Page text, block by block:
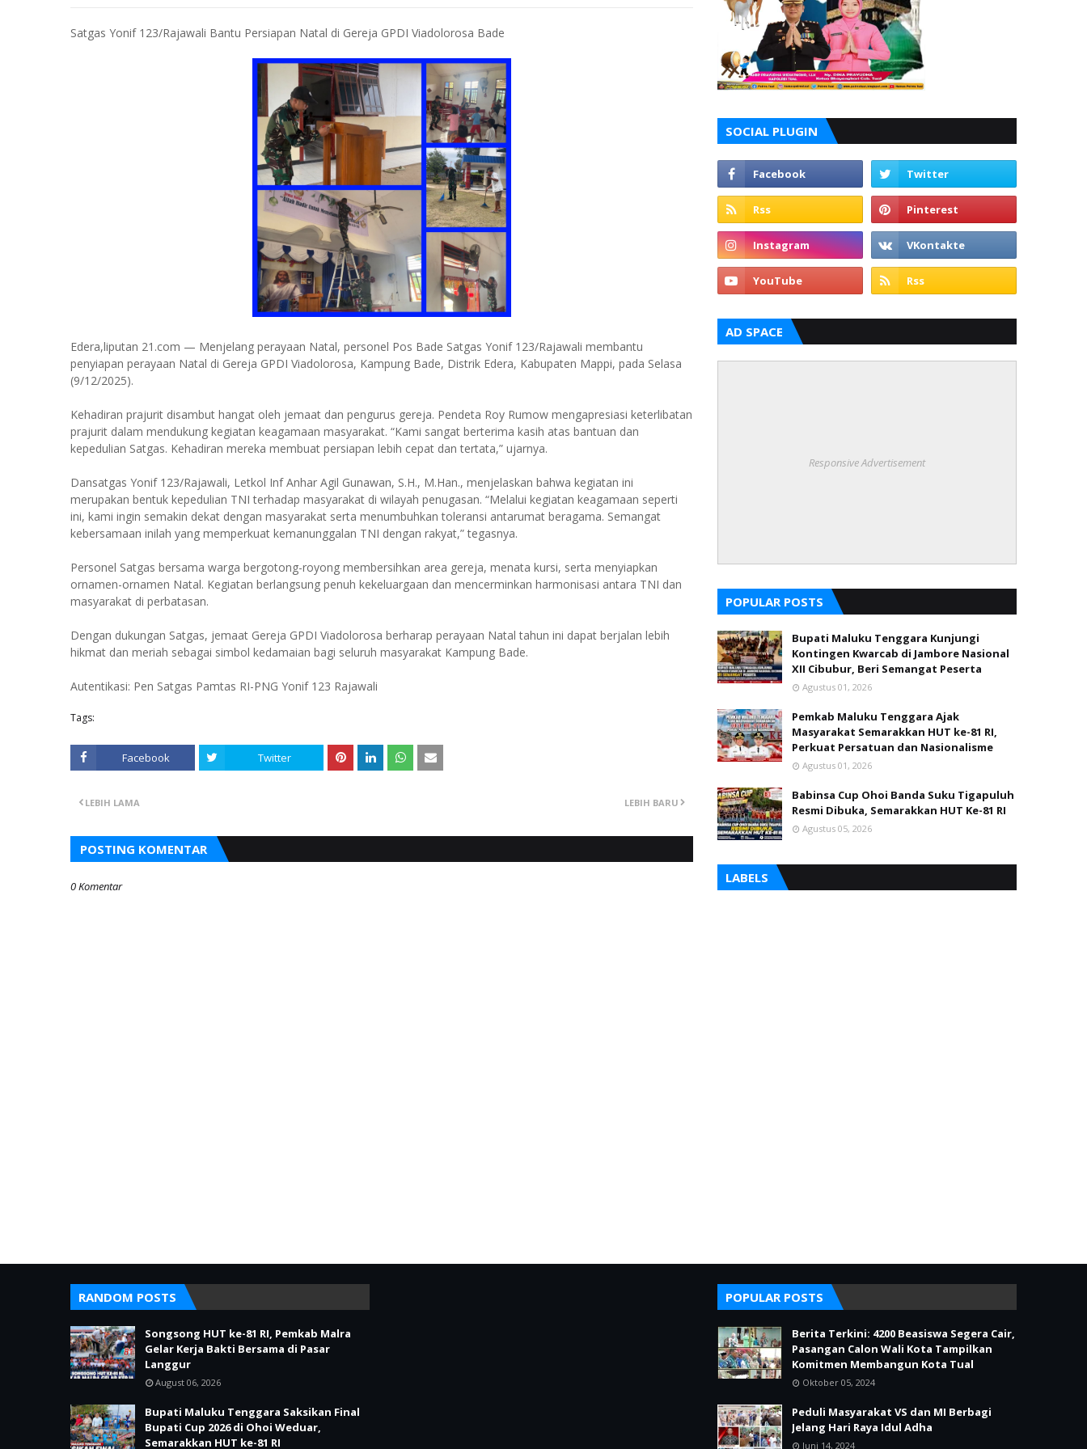
Satgas Yonif 123/Rajawali Bantu Persiapan Natal di Gereja GPDI Viadolorosa Bade
Edera,liputan 21.com — Menjelang perayaan Natal, personel Pos Bade Satgas Yonif 123/Rajawali membantu
penyiapan perayaan Natal di Gereja GPDI Viadolorosa, Kampung Bade, Distrik Edera, Kabupaten Mappi, pada Selasa
(9/12/2025).
Kehadiran prajurit disambut hangat oleh jemaat dan pengurus gereja. Pendeta Roy Rumow mengapresiasi keterlibatan
prajurit dalam mendukung kegiatan keagamaan masyarakat. “Kami sangat berterima kasih atas bantuan dan
kepedulian Satgas. Kehadiran mereka membuat persiapan lebih cepat dan tertata,” ujarnya.
Dansatgas Yonif 123/Rajawali, Letkol Inf Anhar Agil Gunawan, S.H., M.Han., menjelaskan bahwa kegiatan ini
merupakan bentuk kepedulian TNI terhadap masyarakat di wilayah penugasan. “Melalui kegiatan keagamaan seperti
ini, kami ingin semakin dekat dengan masyarakat serta menumbuhkan toleransi antarumat beragama. Semangat
kebersamaan inilah yang memperkuat kemanunggalan TNI dengan rakyat,” tegasnya.
Personel Satgas bersama warga bergotong-royong membersihkan area gereja, menata kursi, serta menyiapkan
ornamen-ornamen Natal. Kegiatan berlangsung penuh kekeluargaan dan mencerminkan harmonisasi antara TNI dan
masyarakat di perbatasan.
Dengan dukungan Satgas, jemaat Gereja GPDI Viadolorosa berharap perayaan Natal tahun ini dapat berjalan lebih
hikmat dan meriah sebagai simbol kedamaian bagi seluruh masyarakat Kampung Bade.
Autentikasi: Pen Satgas Pamtas RI-PNG Yonif 123 Rajawali
Tags:
Facebook Twitter
LEBIH BARU
LEBIH LAMA
POSTING KOMENTAR
0 Komentar
SOCIAL PLUGIN
AD SPACE
Responsive Advertisement
POPULAR POSTS
Bupati Maluku Tenggara Kunjungi
Kontingen Kwarcab di Jambore Nasional
XII Cibubur, Beri Semangat Peserta
Agustus 01, 2026
Pemkab Maluku Tenggara Ajak
Masyarakat Semarakkan HUT ke-81 RI,
Perkuat Persatuan dan Nasionalisme
Agustus 01, 2026
Babinsa Cup Ohoi Banda Suku Tigapuluh
Resmi Dibuka, Semarakkan HUT Ke-81 RI
Agustus 05, 2026
LABELS
RANDOM POSTS
Songsong HUT ke-81 RI, Pemkab Malra
Gelar Kerja Bakti Bersama di Pasar
Langgur
August 06, 2026
Bupati Maluku Tenggara Saksikan Final
Bupati Cup 2026 di Ohoi Weduar,
Semarakkan HUT ke-81 RI
POPULAR POSTS
Berita Terkini: 4200 Beasiswa Segera Cair,
Pasangan Calon Wali Kota Tampilkan
Komitmen Membangun Kota Tual
Oktober 05, 2024
Peduli Masyarakat VS dan MI Berbagi
Jelang Hari Raya Idul Adha
Juni 14, 2024